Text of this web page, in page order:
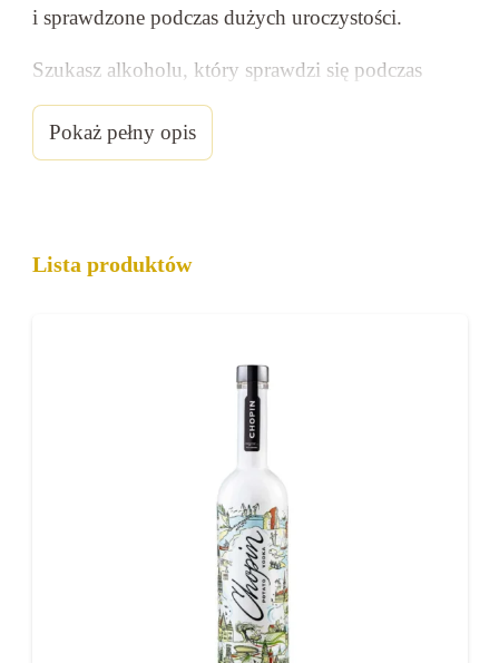
i sprawdzone podczas dużych uroczystości.
Szukasz alkoholu, który sprawdzi się podczas
toastów i całonocnej zabawy?
weselną dopasowaną do liczby gości i zamów
online z szybką dostawą.
najlepsza?
znaczenie dla komfortu gości. Najlepiej sprawdzają
się alkohole o łagodnym i neutralnym smaku,
które są dobrze tolerowane przez większość osób.
Najczęściej wybierane są:
wódki czyste o mocy 40%
wódki zbożowe lub ziemniaczane
alkohole o delikatnym i neutralnym smaku
butelki 0,5 l – standard na wesela
Pokaż pełny opis
Lista produktów